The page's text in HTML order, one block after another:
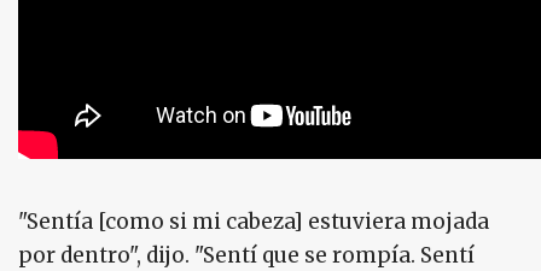
"Sentía [como si mi cabeza] estuviera mojada
por dentro", dijo. "Sentí que se rompía. Sentí